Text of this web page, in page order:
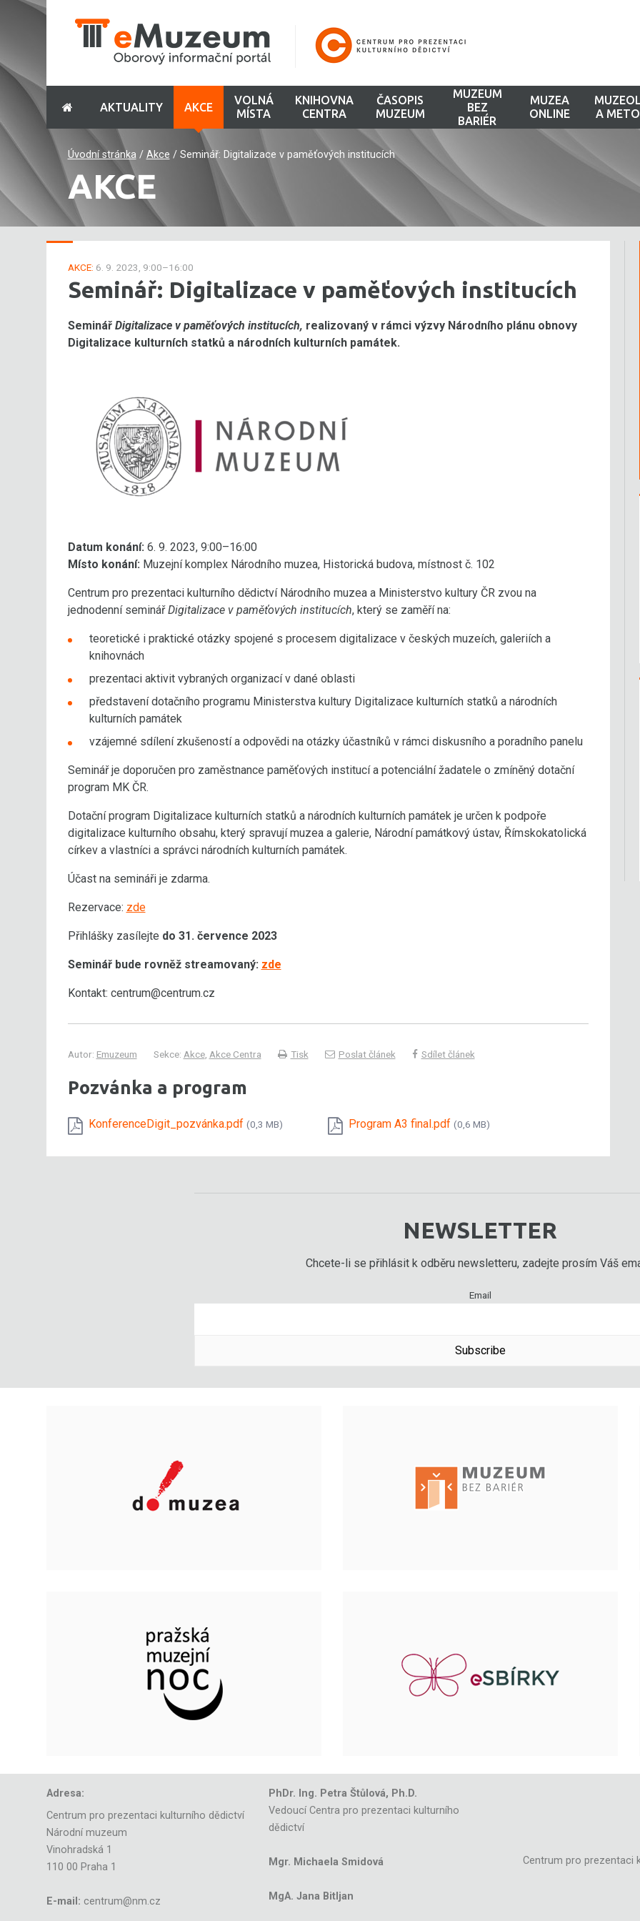
AKTUALITY AKCE
VOLNÁ
MÍSTA
KNIHOVNA
CENTRA
ČASOPIS
MUZEUM
MUZEUM
BEZ
BARIÉR
MUZEA
ONLINE
A
Úvodní stránka/ Akce / Seminář: Digitalizace v paměťových institucích
AKCE
AKCE: 6. 9. 2023, 9:00–16:00
Seminář: Digitalizace v paměťových institucích
Seminář Digitalizace v paměťových institucích, realizovaný v rámci výzvy Národního plánu obnovy
Digitalizace kulturních statků a národních kulturních památek.
Datum konání: 6. 9. 2023, 9:00–16:00
Místo konání: Muzejní komplex Národního muzea, Historická budova, místnost č. 102
Centrum pro prezentaci kulturního dědictví Národního muzea a Ministerstvo kultury ČR zvou na
jednodenní seminářDigitalizace v paměťových institucích, který se zaměří na:
teoretické i praktické otázky spojené s procesem digitalizace v českých muzeích, galeriích a
knihovnách
prezentaci aktivit vybraných organizací v dané oblasti
představení dotačního programu Ministerstva kultury Digitalizace kulturních statků a národních
kulturních památek
vzájemné sdílení zkušeností a odpovědi na otázky účastníků v rámci diskusního a poradního panelu
Seminář je doporučen pro zaměstnance paměťových institucí a potenciální žadatele o zmíněný dotační
program MK ČR.
Dotační program Digitalizace kulturních statků a národních kulturních památek je určen k podpoře
digitalizace kulturního obsahu, který spravují muzea a galerie, Národní památkový ústav, Římskokatolická
církev a vlastníci a správci národních kulturních památek.
Účast na semináři je zdarma.
Rezervace: zde
Přihlášky zasílejte do 31. července 2023
Seminář bude rovněž streamovaný: zde
Kontakt: centrum@centrum.cz
Autor: Emuzeum Sekce: Akce, Akce Centra Tisk Poslat článek Sdílet článek
Pozvánka a program
KonferenceDigit_pozvánka.pdf (0,3 MB) Program A3 final.pdf(0,6 MB)
NEWSLETTER
Chcete-li se přihlásit k odběru newsletteru, zadejte prosím Váš
Email
Subscribe
Adresa:
Centrum pro prezentaci kulturního dědictví
Národní muzeum
Vinohradská 1
110 00 Praha 1
E-mail: centrum@nm.cz
PhDr. Ing. Petra Štůlová, Ph.D.
Vedoucí Centra pro prezentaci kulturního
dědictví
Mgr. Michaela Smidová
MgA. Jana Bitljan
Centrum pro prezentaci